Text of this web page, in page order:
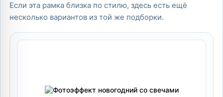
Если эта рамка близка по стилю, здесь есть ещё
несколько вариантов из той же подборки.